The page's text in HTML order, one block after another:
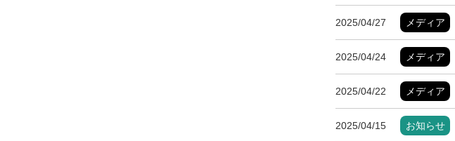
2025/04/27 メディア
2025/04/24 メディア
2025/04/22 メディア
2025/04/15 お知らせ